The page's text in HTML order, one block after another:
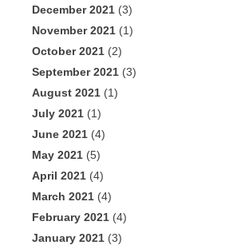
December 2021 (3)
November 2021 (1)
October 2021 (2)
September 2021 (3)
August 2021 (1)
July 2021 (1)
June 2021 (4)
May 2021 (5)
April 2021 (4)
March 2021 (4)
February 2021 (4)
January 2021 (3)